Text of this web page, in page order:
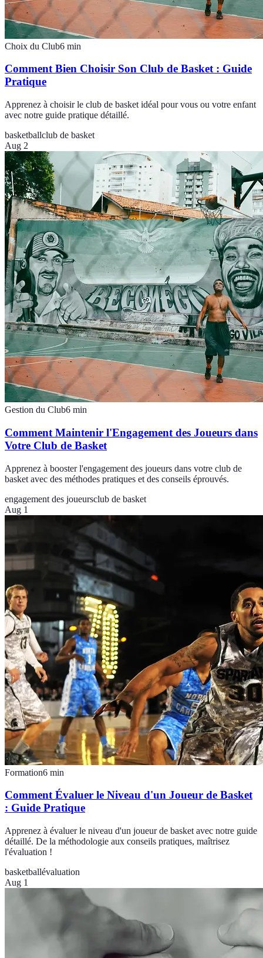
Choix du Club6 min
Comment Bien Choisir Son Club de Basket : Guide
Pratique
Apprenez à choisir le club de basket idéal pour vous ou votre enfant
avec notre guide pratique détaillé.
basketballclub de basket
Aug 2
Gestion du Club6 min
Comment Maintenir l'Engagement des Joueurs dans
Votre Club de Basket
Apprenez à booster l'engagement des joueurs dans votre club de
basket avec des méthodes pratiques et des conseils éprouvés.
engagement des joueursclub de basket
Aug 1
Formation6 min
Comment Évaluer le Niveau d'un Joueur de Basket
: Guide Pratique
Apprenez à évaluer le niveau d'un joueur de basket avec notre guide
détaillé. De la méthodologie aux conseils pratiques, maîtrisez
l'évaluation !
basketballévaluation
Aug 1